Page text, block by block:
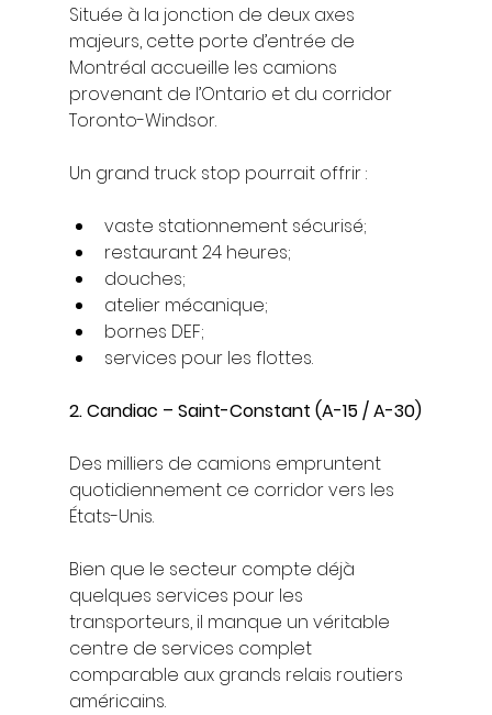
Située à la jonction de deux axes
majeurs, cette porte d’entrée de
Montréal accueille les camions
provenant de l’Ontario et du corridor
Toronto-Windsor.
Un grand truck stop pourrait offrir :
vaste stationnement sécurisé;
restaurant 24 heures;
douches;
atelier mécanique;
bornes DEF;
services pour les flottes.
2. Candiac – Saint-Constant (A-15 / A-30)
Des milliers de camions empruntent
quotidiennement ce corridor vers les
États-Unis.
Bien que le secteur compte déjà
quelques services pour les
transporteurs, il manque un véritable
centre de services complet
comparable aux grands relais routiers
américains.